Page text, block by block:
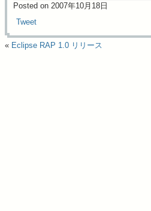
Posted on 2007年10月18日
Tweet
« Eclipse RAP 1.0 リリース